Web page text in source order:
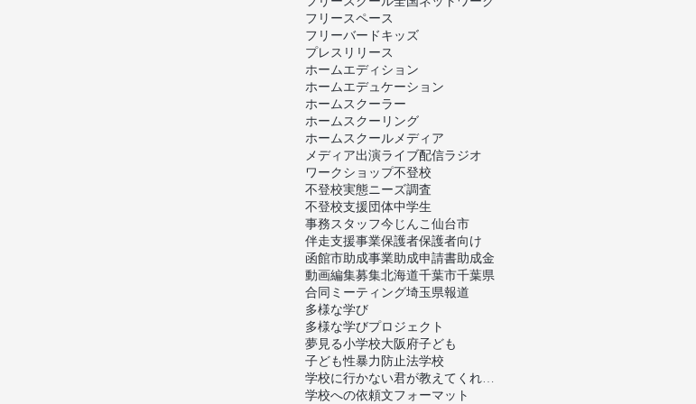
フリースペース
フリーバードキッズ
プレスリリース
ホームエディション
ホームエデュケーション
ホームスクーラー
ホームスクーリング
ホームスクールメディア
メディア出演ライブ配信ラジオ
ワークショップ不登校
不登校実態ニーズ調査
不登校支援団体中学生
事務スタッフ今じんこ仙台市
伴走支援事業保護者保護者向け
函館市助成事業助成申請書助成金
動画編集募集北海道千葉市千葉県
合同ミーティング埼玉県報道
多様な学び
多様な学びプロジェクト
夢見る小学校大阪府子ども
子ども性暴力防止法学校
学校に行かない君が教えてくれたこと
学校への依頼文フォーマット